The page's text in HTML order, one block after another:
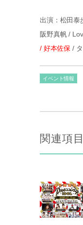
出演：松田泰
阪野真帆 /
/ 好本佐保 /
イベント情報
関連項目